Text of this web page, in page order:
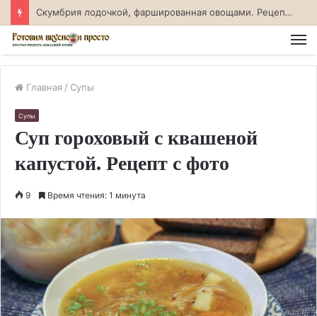
Скумбрия лодочкой, фаршированная овощами. Рецепт с фото
Главная / Супы
Супы
Суп гороховый с квашеной
капустой. Рецепт с фото
9 Время чтения: 1 минута